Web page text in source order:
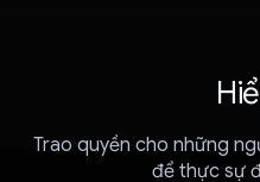
Trao quyền cho những
để thực sự